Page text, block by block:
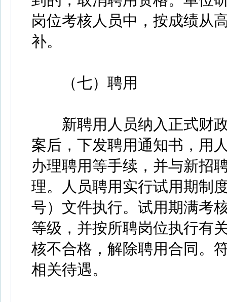
岗位考核人员中，按成绩从
补。
（七）聘用
新聘用人员纳入正式财政
案后，下发聘用通知书，用
办理聘用等手续，并与新招
理。人员聘用实行试用期制
号）文件执行。试用期满考
等级，并按所聘岗位执行有
核不合格，解除聘用合同。
相关待遇。